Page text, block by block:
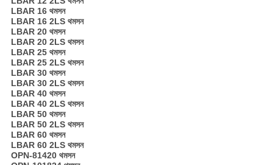
LBAR 16 থমসন
LBAR 16 2LS থমসন
LBAR 20 থমসন
LBAR 20 2LS থমসন
LBAR 25 থমসন
LBAR 25 2LS থমসন
LBAR 30 থমসন
LBAR 30 2LS থমসন
LBAR 40 থমসন
LBAR 40 2LS থমসন
LBAR 50 থমসন
LBAR 50 2LS থমসন
LBAR 60 থমসন
LBAR 60 2LS থমসন
OPN-81420 থমসন